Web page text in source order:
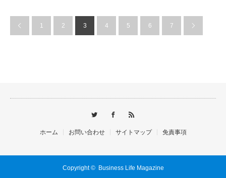
1 2 3 4 5 6 7
ホーム お問い合わせ サイトマップ 免責事項
Copyright © Business Life Magazine